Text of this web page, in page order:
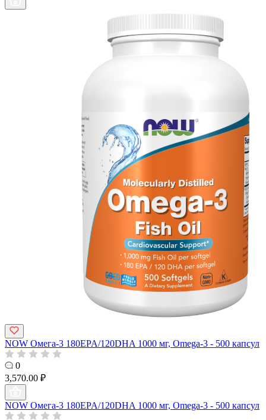
NOW Омега-3 180EPA/120DHA 1000 мг, Omega-3 - 500 капсул
0
3,570.00 ₽
NOW Омега-3 180EPA/120DHA 1000 мг, Omega-3 - 500 капсул